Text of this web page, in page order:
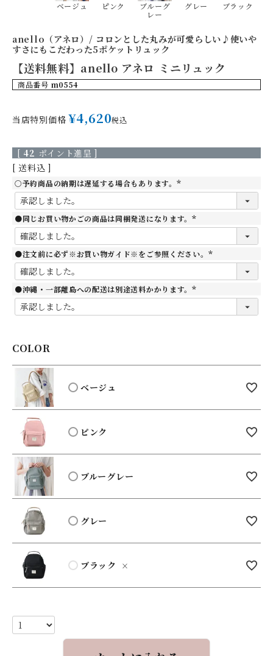
ベージュ ピンク
ブルーグ
レー
グレー ブラック
anello（アネロ）/ コロンとした丸みが可愛らしい♪使いや
すさにもこだわった5ポケットリュック
【送料無料】anello アネロ ミニリュック
商品番号 m0554
当店特別価格 ¥4,620税込
[ 42 ポイント進呈 ]
送料込
○予約商品の納期は遅延する場合もあります。
(
)
●同じお買い物かごの商品は同梱発送になります。
(
)
●注文前に必ず※お買い物ガイド※をご参照ください。
(
)
●沖縄・一部離島への配送は別途送料かかります。
(
)
COLOR
ベージュ
ピンク
ブルーグレー
グレー
ブラック ×